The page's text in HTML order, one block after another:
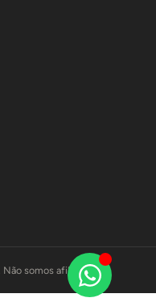
somos afiliados aos